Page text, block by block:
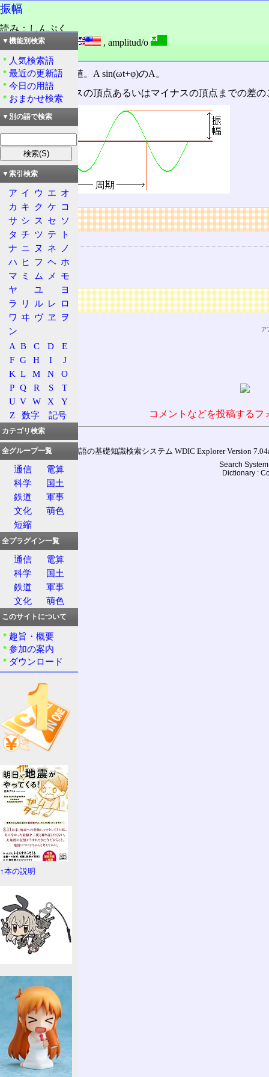
振幅
読み：しんぷく
外語：amplitude , amplitud/o
品詞：名詞
波の変位の最大値。A sin(ωt+φ)のA。
ゼロから、プラスの頂点あるいはマイナスの頂点までの差の
リンク
関連する用語
AM
Hz
広告
ア
コメントなどを投稿する
通信用語の基礎知識検索システム WDIC Explorer Version
Search
Dictionary :
▼機能別検索
人気検索語
最近の更新語
今日の用語
おまかせ検索
▼別の語で検索
▼索引検索
ア イ ウ エ オ
カ キ ク ケ コ
サ シ ス セ ソ
タ チ ツ テ
ト
ナ ニ ヌ ネ
ノ
ハ ヒ フ ヘ ホ
マ ミ ム メ
モ
ヤ
ユ
ヨ
ラ
リ ル レ ロ
ワ ヰ ヴ ヱ
ヲ
ン
A B C D
E
F G H I
J
K L M N
O
P Q R S
T
U V W X
Y
Z
数字 記号
カテゴリ検索
全グループ一覧
通信
電算
科学
国土
鉄道
軍事
文化
萌色
短縮
全プラグイン一覧
通信
電算
科学
国土
鉄道
軍事
文化
萌色
このサイトについて
趣旨・概要
参加の案内
ダウンロード
↑本の説明